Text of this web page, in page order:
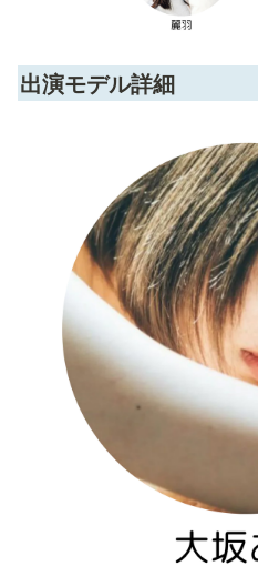
出演モデル詳細